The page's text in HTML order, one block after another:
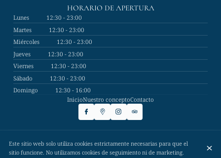
HORARIO DE APERTURA
Lunes
12:30 - 23:00
Martes
12:30 - 23:00
Miércoles
12:30 - 23:00
Jueves
12:30 - 23:00
Viernes
12:30 - 23:00
Sábado
12:30 - 23:00
Domingo
12:30 - 16:00
InicioNuestro conceptoContacto
© Cal Màrius 2026
Aviso legal
Protección de Datos
Configuración de cookies
Este sitio web solo utiliza cookies estrictamente necesarias para que el
sitio funcione. No utilizamos cookies de seguimiento ni de marketing.